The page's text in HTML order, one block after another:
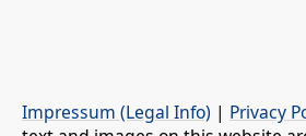
Impressum (Legal Info) | Privacy